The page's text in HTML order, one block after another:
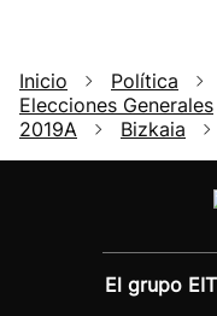
Inicio Política
Elecciones Generales
2019A
Bizkaia
El grupo